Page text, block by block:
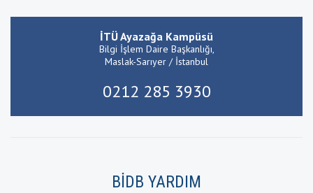
İTÜ Ayazağa Kampüsü
Bilgi İşlem Daire Başkanlığı,
Maslak-Sarıyer / İstanbul
0212 285 3930
BİDB YARDIM